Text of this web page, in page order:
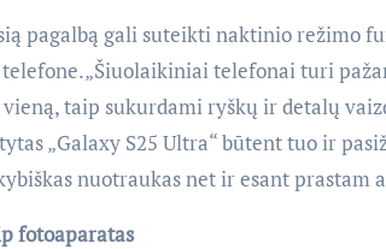
pagalbą gali suteikti naktinio režimo
telefonai turi
taip sukurdami ryškų ir detalų
„Galaxy S25 Ultra“ būtent tuo ir
nuotraukas net ir esant prastam
fotoaparatas